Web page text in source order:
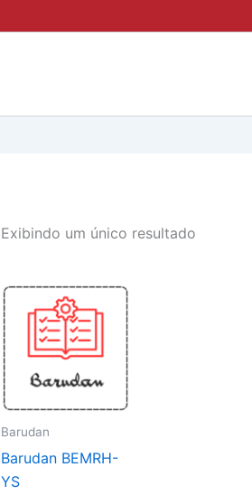
Exibindo um único resultado
Barudan
Barudan BEMRH-
YS